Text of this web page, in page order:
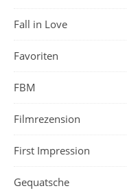
Fall in Love
Favoriten
FBM
Filmrezension
First Impression
Gequatsche